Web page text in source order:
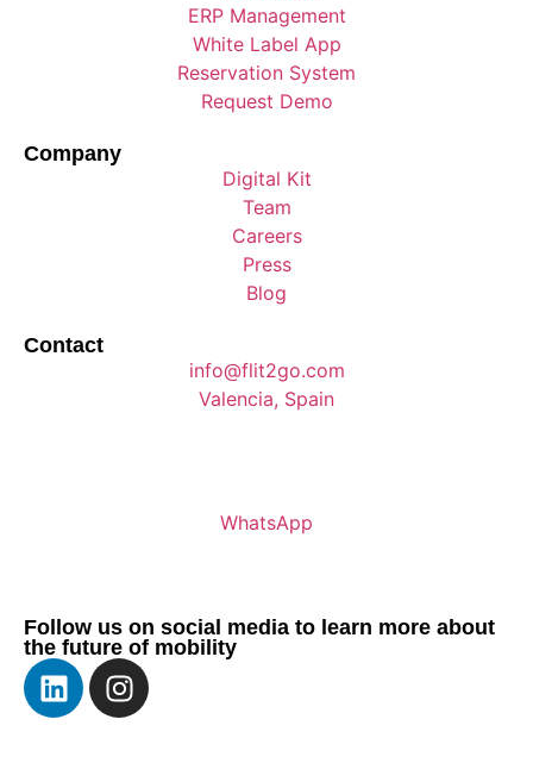
ERP Management
White Label App
Reservation System
Request Demo
Company
Digital Kit
Team
Careers
Press
Blog
Contact
info@flit2go.com
Valencia, Spain
WhatsApp
Follow us on social media to learn more about
the future of mobility